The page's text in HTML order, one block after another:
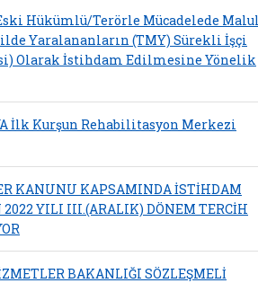
Hükümlü/Terörle Mücadelede
Yaralananların (TMY) Sürekli İşçi
Olarak İstihdam Edilmesine Yönelik
İlk Kurşun Rehabilitasyon Merkezi
KANUNU KAPSAMINDA İSTİHDAM
2022 YILI III.(ARALIK) DÖNEM TERCİH
BAKANLIĞI SÖZLEŞMELİ